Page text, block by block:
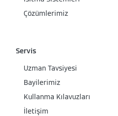
Çözümlerimiz
Servis
Uzman Tavsiyesi
Bayilerimiz
Kullanma Kılavuzları
İletişim